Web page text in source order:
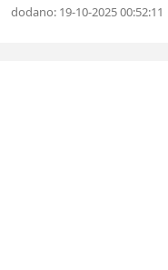
dodano: 19-10-2025 00:52:11